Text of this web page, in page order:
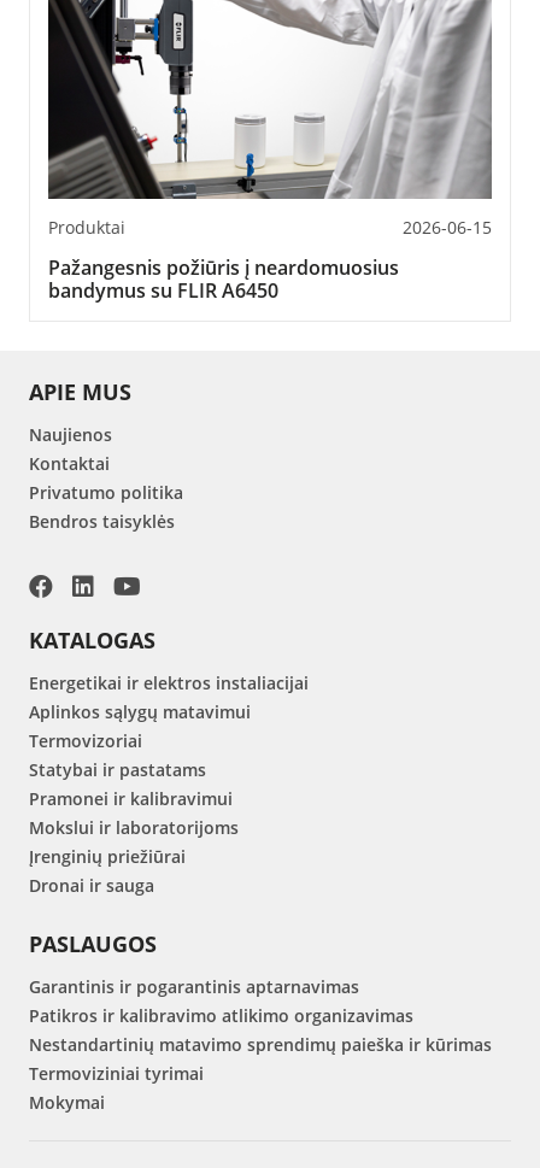
Produktai 2026-06-15
Pažangesnis požiūris į neardomuosius
bandymus su FLIR A6450
APIE MUS
Naujienos
Kontaktai
Privatumo politika
Bendros taisyklės
KATALOGAS
Energetikai ir elektros instaliacijai
Aplinkos sąlygų matavimui
Termovizoriai
Statybai ir pastatams
Pramonei ir kalibravimui
Mokslui ir laboratorijoms
Įrenginių priežiūrai
Dronai ir sauga
PASLAUGOS
Garantinis ir pogarantinis aptarnavimas
Patikros ir kalibravimo atlikimo organizavimas
Nestandartinių matavimo sprendimų paieška ir kūrimas
Termoviziniai tyrimai
Mokymai